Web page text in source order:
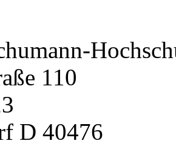
110
D 40476